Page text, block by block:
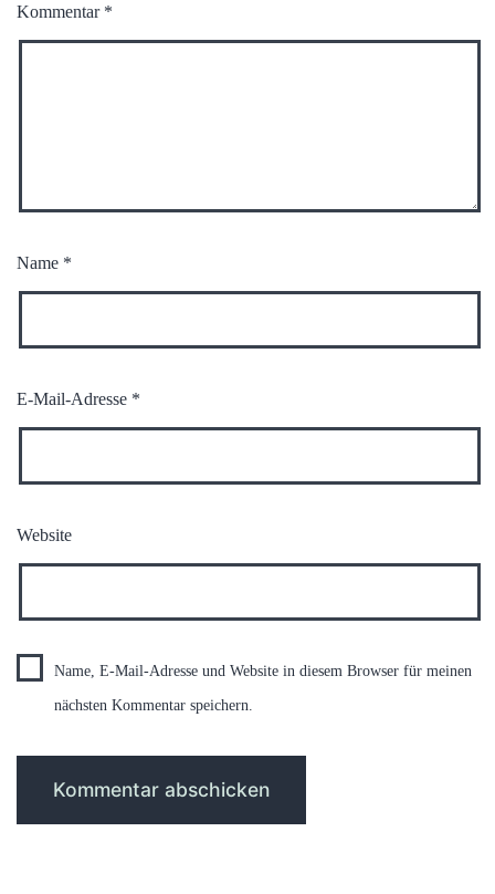
Kommentar *
Name *
E-Mail-Adresse *
Website
Name, E-Mail-Adresse und Website in diesem Browser für meinen
nächsten Kommentar speichern.